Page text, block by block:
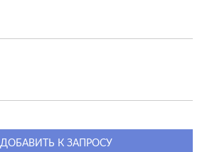
ДОБАВИТЬ К ЗАПРОСУ